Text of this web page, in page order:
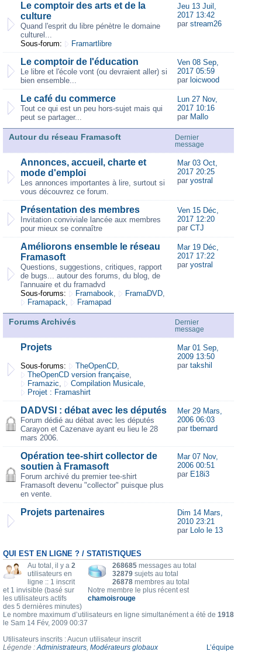
Le comptoir des arts et de la
culture
Quand l'esprit du libre pénètre le domaine
culturel...
Sous-forum:
Framartlibre
Jeu 13 Juil,
2017 13:42
par stream26
Le comptoir de l'éducation
Le libre et l'école vont (ou devraient aller) si
bien ensemble...
Ven 08 Sep,
2017 05:59
par loicwood
Le café du commerce
Tout ce qui est un peu hors-sujet mais qui
peut se partager...
Lun 27 Nov,
2017 10:16
par Mallo
Autour du réseau Framasoft
Dernier
message
Annonces, accueil, charte et
mode d'emploi
Les annonces importantes à lire, surtout si
vous découvrez ce forum.
Mar 03 Oct,
2017 20:25
par yostral
Présentation des membres
Invitation conviviale lancée aux membres
pour mieux se connaître
Ven 15 Déc,
2017 12:20
par CTJ
Améliorons ensemble le réseau
Framasoft
Questions, suggestions, critiques, rapport
de bugs... autour des forums, du blog, de
l'annuaire et du framadvd
Sous-forums:
Framabook, FramaDVD,
Framapack, Framapad
Mar 19 Déc,
2017 17:22
par yostral
Forums Archivés
Dernier
message
Projets
Sous-forums: TheOpenCD,
TheOpenCD version française,
Framazic, Compilation Musicale,
Projet : Framashirt
Mar 01 Sep,
2009 13:50
par takshil
DADVSI : débat avec les députés
Forum dédié au débat avec les députés
Carayon et Cazenave ayant eu lieu le 28
mars 2006.
Mer 29 Mars,
2006 06:03
par tbernard
Opération tee-shirt collector de
soutien à Framasoft
Forum archivé du premier tee-shirt
Framasoft devenu "collector" puisque plus
en vente.
Mar 07 Nov,
2006 00:51
par E18i3
Projets partenaires
Dim 14 Mars,
2010 23:21
par Lolo le 13
QUI EST EN LIGNE ? / STATISTIQUES
268685 messages au total
32879 sujets au total
26878 membres au total
Notre membre le plus récent est
chamoisrouge
Au total, il y a 2
utilisateurs en
ligne :: 1 inscrit
et 1 invisible (basé sur
les utilisateurs actifs
des 5 dernières minutes)
Le nombre maximum d’utilisateurs en ligne simultanément a été de 1918
le Sam 14 Fév, 2009 00:37
Utilisateurs inscrits : Aucun utilisateur inscrit
Légende :Administrateurs, Modérateurs globaux L’équipe